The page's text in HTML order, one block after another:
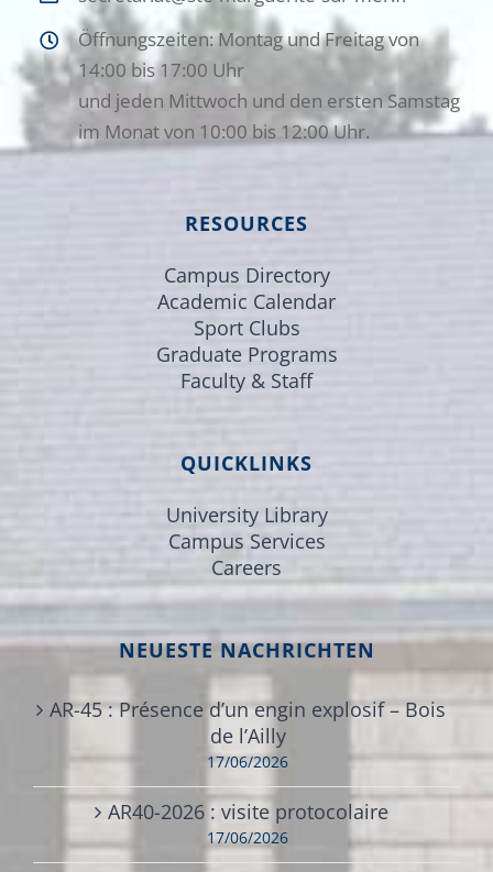
Öffnungszeiten: Montag und Freitag von
14:00 bis 17:00 Uhr
und jeden Mittwoch und den ersten Samstag
im Monat von 10:00 bis 12:00 Uhr.
RESOURCES
Campus Directory
Academic Calendar
Sport Clubs
Graduate Programs
Faculty & Staff
QUICKLINKS
University Library
Campus Services
Careers
NEUESTE NACHRICHTEN
AR-45 : Présence d’un engin explosif – Bois
de l’Ailly
17/06/2026
AR40-2026 : visite protocolaire
17/06/2026